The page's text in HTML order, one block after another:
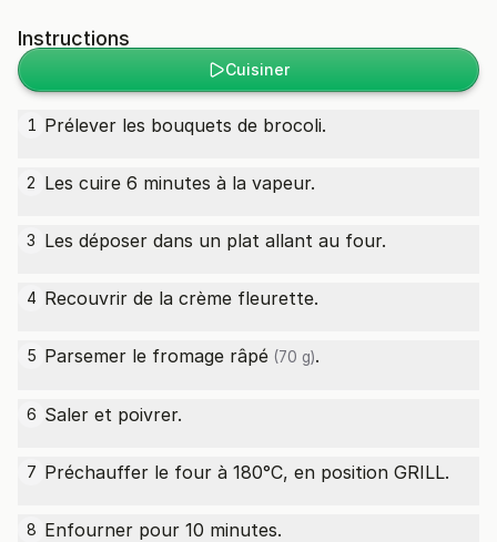
Instructions
Cuisiner
1 Prélever les bouquets de brocoli.
2 Les cuire 6 minutes à la vapeur.
3 Les déposer dans un plat allant au four.
4 Recouvrir de la crème fleurette.
5 Parsemer le fromage râpé (70 g).
6 Saler et poivrer.
7 Préchauffer le four à 180°C, en position GRILL.
8 Enfourner pour 10 minutes.